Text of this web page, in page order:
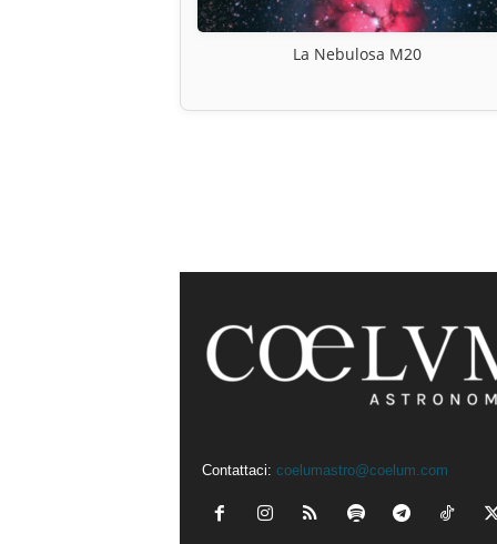
La Nebulosa M20
Contattaci: coelumastro@coelum.com